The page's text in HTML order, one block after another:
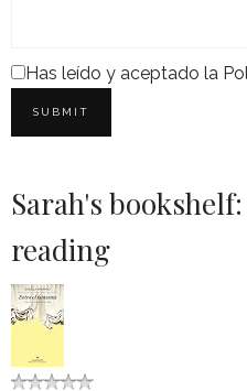
Has leído y aceptado la
Sarah's
reading